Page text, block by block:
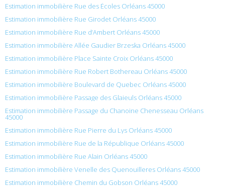
Estimation immobilière Rue des Écoles Orléans 45000
Estimation immobilière Rue Girodet Orléans 45000
Estimation immobilière Rue d’Ambert Orléans 45000
Estimation immobilière Allée Gaudier Brzeska Orléans 45000
Estimation immobilière Place Sainte Croix Orléans 45000
Estimation immobilière Rue Robert Bothereau Orléans 45000
Estimation immobilière Boulevard de Quebec Orléans 45000
Estimation immobilière Passage des Glaieuls Orléans 45000
Estimation immobilière Passage du Chanoine Chenesseau Orléans
45000
Estimation immobilière Rue Pierre du Lys Orléans 45000
Estimation immobilière Rue de la République Orléans 45000
Estimation immobilière Rue Alain Orléans 45000
Estimation immobilière Venelle des Quenouilleres Orléans 45000
Estimation immobilière Chemin du Gobson Orléans 45000